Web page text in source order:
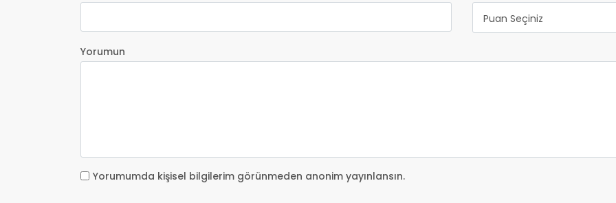
Puan Seçiniz
Yorumun
Yorumumda kişisel bilgilerim görünmeden anonim yayınlansın.